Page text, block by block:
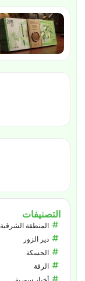
التصنيفات
المنطقة الشرقية
دير الزور
الحسكة
الرقة